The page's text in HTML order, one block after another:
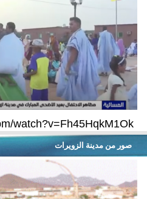
watch?v=Fh45HqkM1Ok
صور من مدينة الزويرات